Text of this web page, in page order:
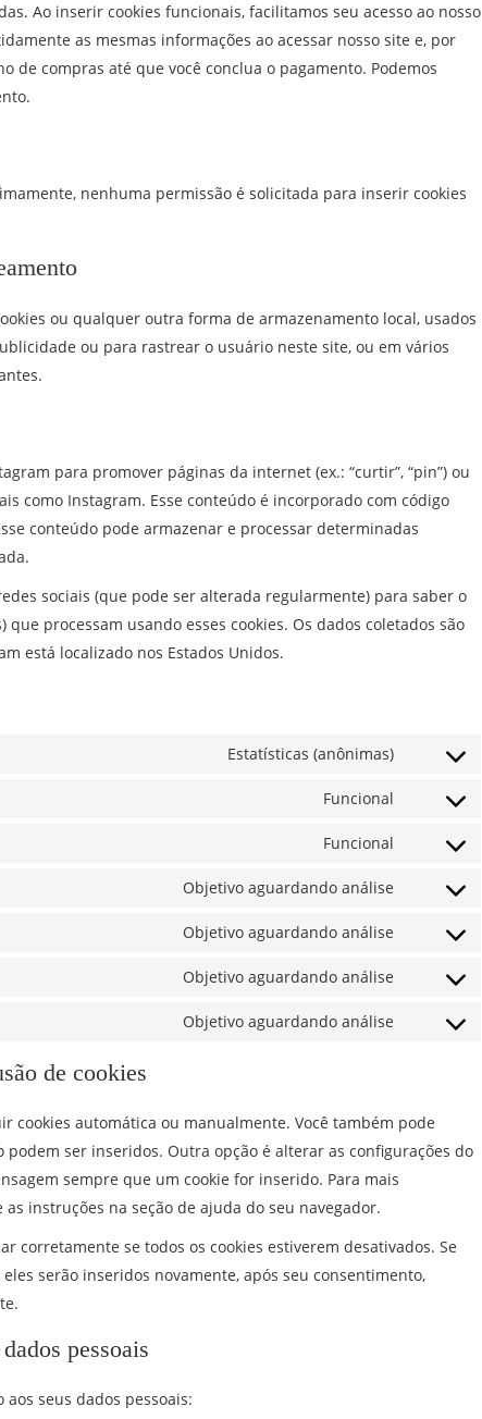
Ao inserir cookies funcionais, facilitamos seu acesso ao nosso
as mesmas informações ao acessar nosso site e, por
de compras até que você conclua o pagamento. Podemos
nenhuma permissão é solicitada para inserir cookies
ou qualquer outra forma de armazenamento local, usados
ou para rastrear o usuário neste site, ou em vários
para promover páginas da internet (ex.: “curtir”, “pin”) ou
como Instagram. Esse conteúdo é incorporado com código
conteúdo pode armazenar e processar determinadas
sociais (que pode ser alterada regularmente) para saber o
que processam usando esses cookies. Os dados coletados são
está localizado nos Estados Unidos.
Estatísticas (anônimas)
Funcional
Funcional
Objetivo aguardando análise
Objetivo aguardando análise
Objetivo aguardando análise
Objetivo aguardando análise
de cookies
cookies automática ou manualmente. Você também pode
ser inseridos. Outra opção é alterar as configurações do
sempre que um cookie for inserido. Para mais
instruções na seção de ajuda do seu navegador.
corretamente se todos os cookies estiverem desativados. Se
serão inseridos novamente, após seu consentimento,
pessoais
seus dados pessoais: